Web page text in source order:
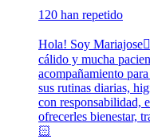
120 han repetido
Hola! Soy
cálido y mucha
acompañamiento
sus rutinas diarias,
con responsabilidad,
ofrecerles bienestar,
🏻